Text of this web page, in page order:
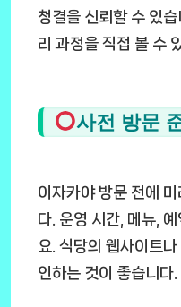
청결을 신뢰할 수 있
리 과정을 직접 볼 수
사전 방문
이자카야 방문 전에
다. 운영 시간, 메뉴,
요. 식당의 웹사이트
인하는 것이 좋습니다.